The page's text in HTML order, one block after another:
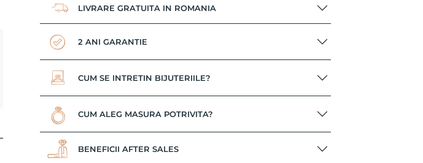
LIVRARE GRATUITA IN ROMANIA
2 ANI GARANTIE
CUM SE INTRETIN BIJUTERIILE?
CUM ALEG MASURA POTRIVITA?
BENEFICII AFTER SALES